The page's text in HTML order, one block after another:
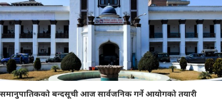
समानुपातिकको बन्दसूची आज सार्वजनिक गर्ने आयोगको तयारी